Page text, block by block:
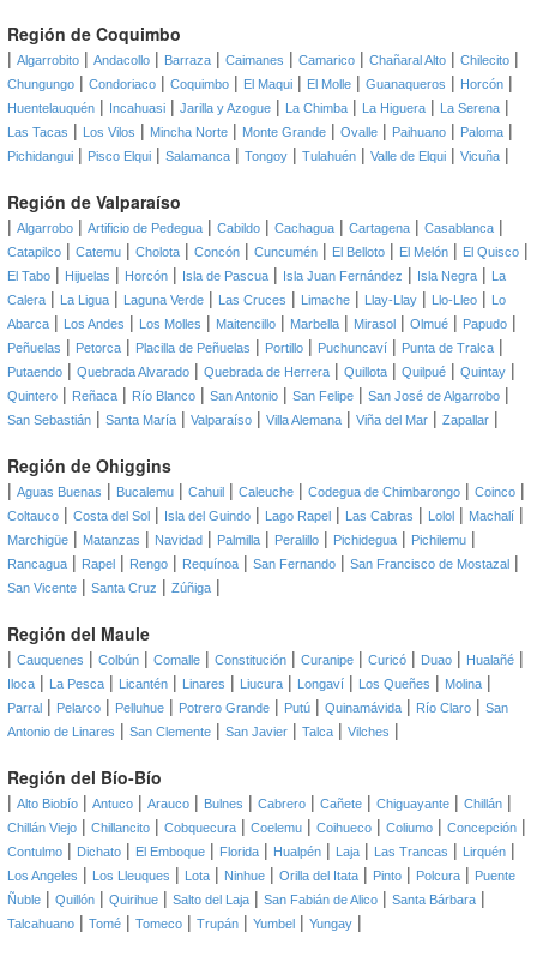
Región de Coquimbo
| Algarrobito | Andacollo | Barraza | Caimanes | Camarico | Chañaral Alto | Chilecito |
Chungungo | Condoriaco | Coquimbo | El Maqui | El Molle | Guanaqueros | Horcón |
Huentelauquén | Incahuasi | Jarilla y Azogue | La Chimba | La Higuera | La Serena |
Las Tacas | Los Vilos | Mincha Norte | Monte Grande | Ovalle | Paihuano | Paloma |
Pichidangui | Pisco Elqui | Salamanca | Tongoy | Tulahuén | Valle de Elqui | Vicuña |
Región de Valparaíso
| Algarrobo | Artificio de Pedegua | Cabildo | Cachagua | Cartagena | Casablanca |
Catapilco | Catemu | Cholota | Concón | Cuncumén | El Belloto | El Melón | El Quisco |
El Tabo | Hijuelas | Horcón | Isla de Pascua | Isla Juan Fernández | Isla Negra |
La
Calera | La Ligua | Laguna Verde | Las Cruces | Limache | Llay-Llay | Llo-Lleo |
Lo
Abarca | Los Andes | Los Molles | Maitencillo | Marbella | Mirasol | Olmué | Papudo |
Peñuelas | Petorca | Placilla de Peñuelas | Portillo | Puchuncaví | Punta de Tralca |
Putaendo | Quebrada Alvarado | Quebrada de Herrera | Quillota | Quilpué | Quintay |
Quintero | Reñaca | Río Blanco | San Antonio | San Felipe | San José de Algarrobo |
San Sebastián | Santa María | Valparaíso | Villa Alemana | Viña del Mar | Zapallar |
Región de Ohiggins
| Aguas Buenas | Bucalemu | Cahuil | Caleuche | Codegua de Chimbarongo | Coinco |
Coltauco | Costa del Sol | Isla del Guindo | Lago Rapel | Las Cabras | Lolol | Machalí |
Marchigüe | Matanzas | Navidad | Palmilla | Peralillo | Pichidegua | Pichilemu |
Rancagua | Rapel | Rengo | Requínoa | San Fernando | San Francisco de Mostazal |
San Vicente | Santa Cruz | Zúñiga |
Región del Maule
| Cauquenes | Colbún | Comalle | Constitución | Curanipe | Curicó | Duao | Hualañé |
Iloca | La Pesca | Licantén | Linares | Liucura | Longaví | Los Queñes | Molina |
Parral | Pelarco | Pelluhue | Potrero Grande | Putú | Quinamávida | Río Claro | San
Antonio de Linares | San Clemente | San Javier | Talca | Vilches |
Región del Bío-Bío
| Alto Biobío | Antuco | Arauco | Bulnes | Cabrero | Cañete | Chiguayante | Chillán |
Chillán Viejo | Chillancito | Cobquecura | Coelemu | Coihueco | Coliumo | Concepción |
Contulmo | Dichato | El Emboque | Florida | Hualpén | Laja | Las Trancas | Lirquén |
Los Angeles | Los Lleuques | Lota | Ninhue | Orilla del Itata | Pinto | Polcura | Puente
Ñuble | Quillón | Quirihue | Salto del Laja | San Fabián de Alico | Santa Bárbara |
Talcahuano | Tomé | Tomeco | Trupán | Yumbel | Yungay |